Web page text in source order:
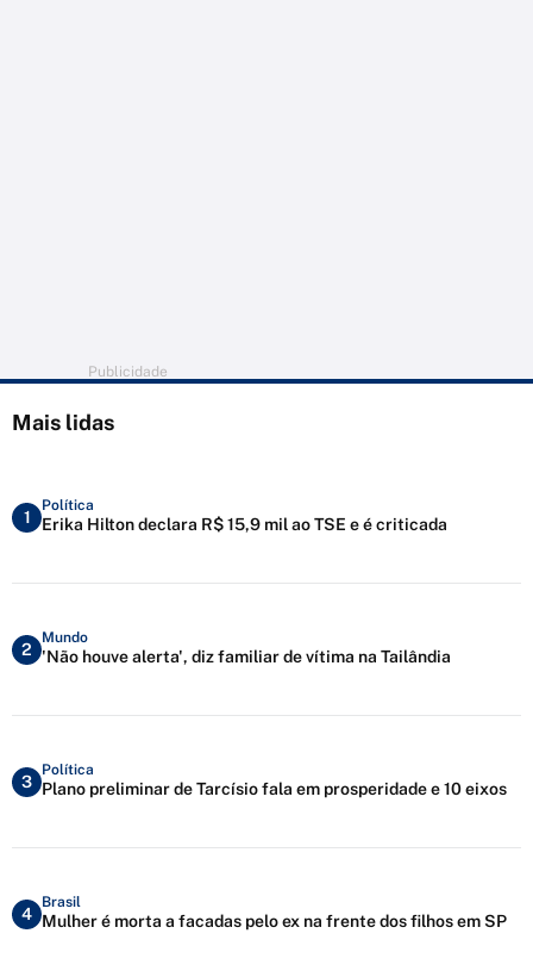
Publicidade
Mais lidas
1
Política
Erika Hilton declara R$ 15,9 mil ao TSE e é criticada
2
Mundo
'Não houve alerta', diz familiar de vítima na Tailândia
3
Política
Plano preliminar de Tarcísio fala em prosperidade e 10 eixos
4
Brasil
Mulher é morta a facadas pelo ex na frente dos filhos em SP